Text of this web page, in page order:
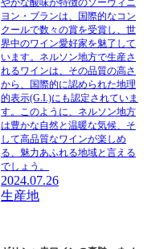
ヨン・ブランは、国際的なコン
クールで数々の賞を受賞し、世
界中のワイン愛好家を魅了して
います。ネルソン地方で生産さ
れるワインは、その品質の高さ
から、国際的に認められた地理
的表示(G.I.)にも認定されていま
す。このように、ネルソン地方
は豊かな自然と温暖な気候、そ
して高品質なワインが楽しめ
る、魅力あふれる地域と言える
でしょう。
2024.07.26
生産地